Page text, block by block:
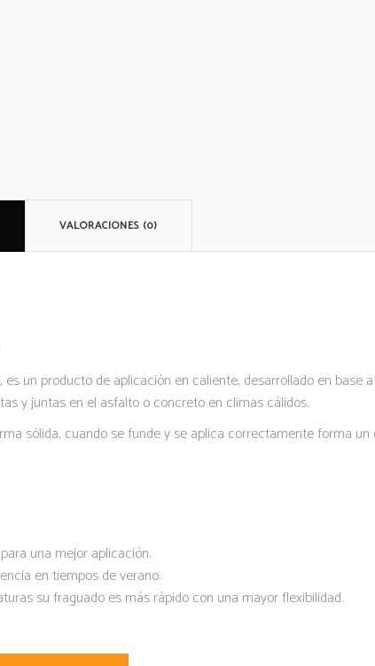
VALORACIONES (0)
, es un producto de aplicación en caliente, desarrollado en
y juntas en el asfalto o concreto en climas cálidos.
sólida, cuando se funde y se aplica correctamente forma
una mejor aplicación.
en tiempos de verano.
su fraguado es más rápido con una mayor flexibilidad.